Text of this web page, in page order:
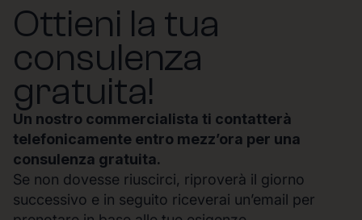
Ottieni la tua
consulenza
gratuita!
Un nostro commercialista ti contatterà
telefonicamente entro mezz’ora per una
consulenza gratuita.
Se non dovesse riuscirci, riproverà il giorno
successivo e in seguito riceverai un’email per